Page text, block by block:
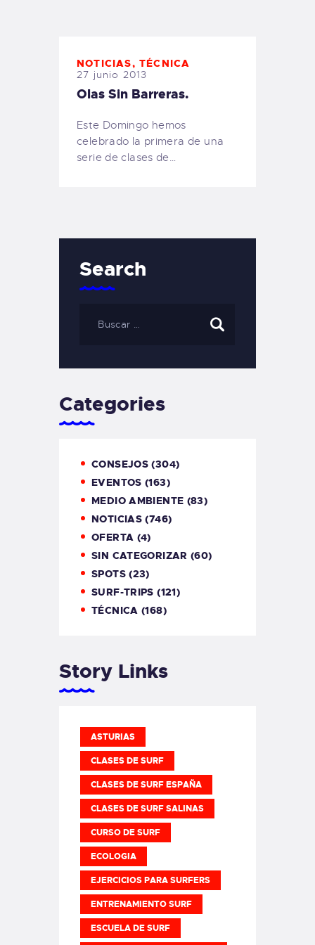
NOTICIAS,TÉCNICA
27 junio 2013
Olas Sin Barreras.
Este Domingo hemos
celebrado la primera de una
serie de clases de…
Search
Categories
CONSEJOS (304)
EVENTOS (163)
MEDIO AMBIENTE (83)
NOTICIAS (746)
OFERTA (4)
SIN CATEGORIZAR (60)
SPOTS(23)
SURF-TRIPS (121)
TÉCNICA (168)
Story Links
ASTURIAS
CLASES DE SURF
CLASES DE SURF ESPAÑA
CLASES DE SURF SALINAS
CURSO DE SURF
ECOLOGIA
EJERCICIOS PARA SURFERS
ENTRENAMIENTO SURF
ESCUELA DE SURF